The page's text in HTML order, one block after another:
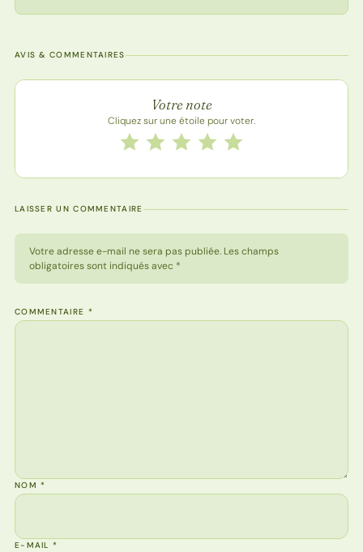
AVIS & COMMENTAIRES
Note de la recette
Votre note
Cliquez sur une étoile pour voter.
Notez cette recette de 1 à 5 étoiles
5 étoiles
4 étoiles
3 étoiles
2 étoiles
1 étoile
LAISSER UN COMMENTAIRE
Votre adresse e-mail ne sera pas publiée. Les champs
obligatoires sont indiqués avec *
COMMENTAIRE *
NOM*
E-MAIL*